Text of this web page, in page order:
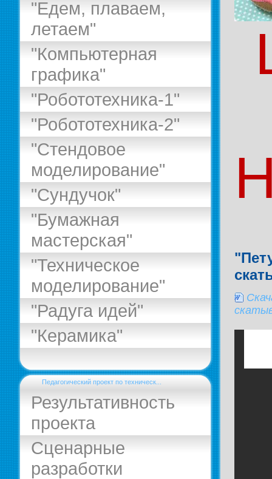
"Едем, плаваем,
летаем"
"Компьютерная
графика"
"Робототехника-1"
"Робототехника-2"
"Стендовое
моделирование"
"Сундучок"
"Бумажная
мастерская"
"Техническое
моделирование"
"Радуга идей"
"Керамика"
Педагогический проект по техническ...
Результативность
проекта
Сценарные
разработки